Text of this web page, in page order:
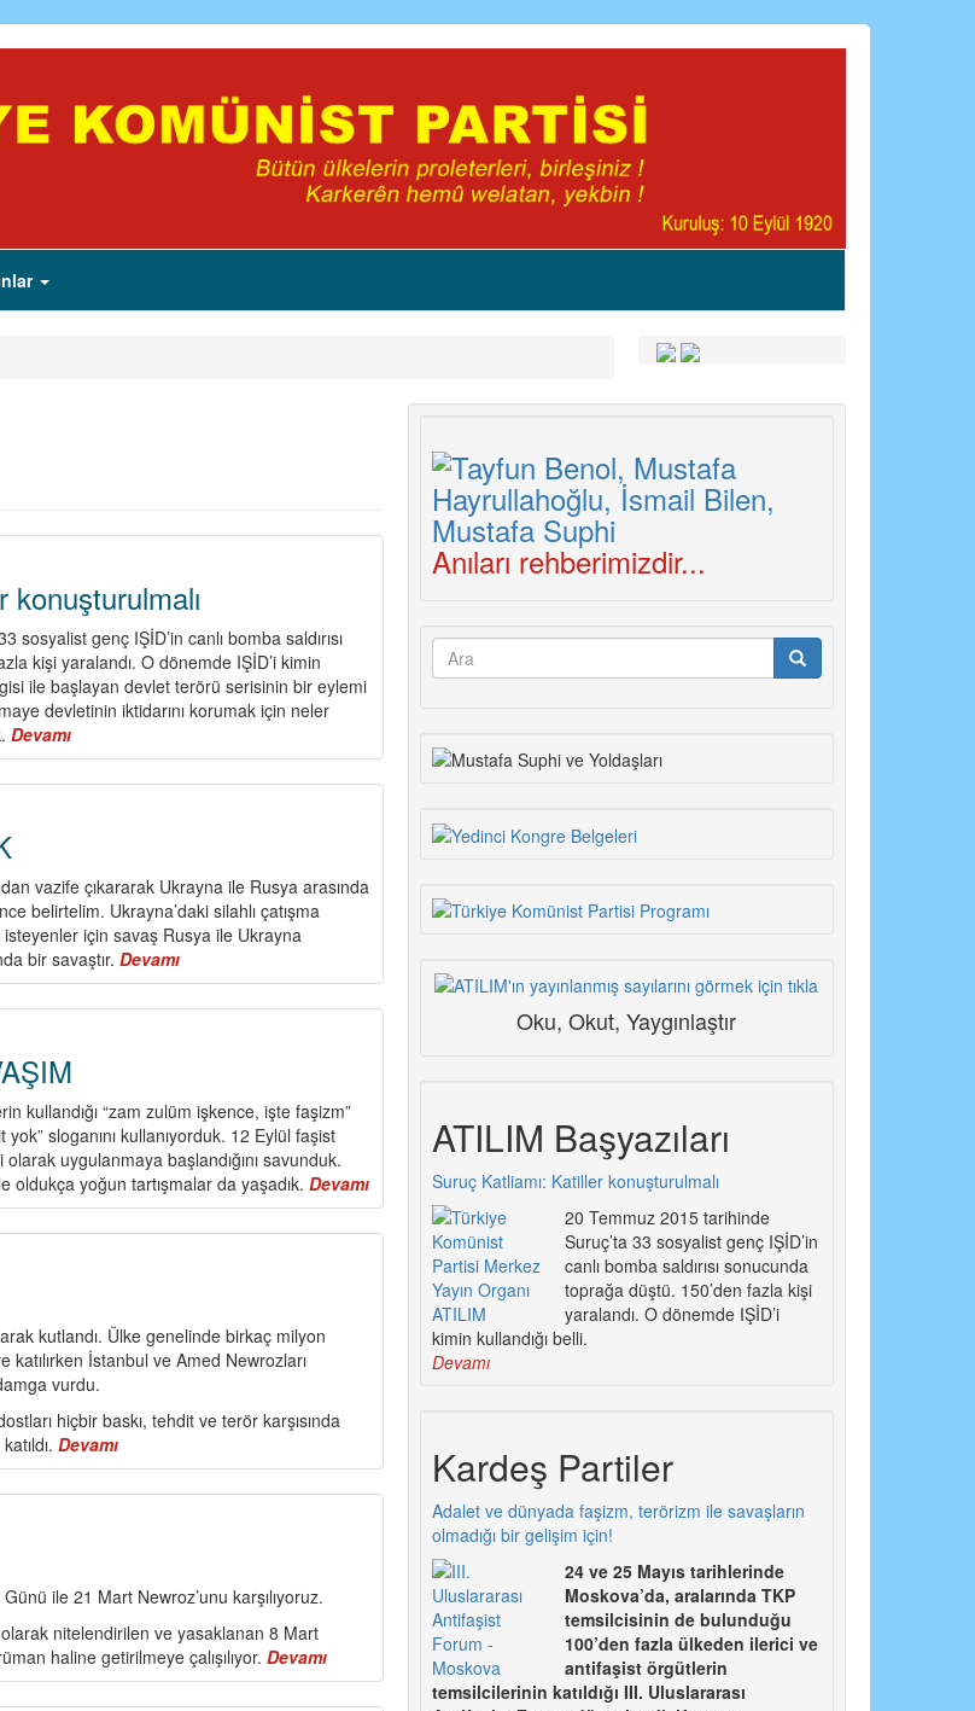
konuşturulmalı
genç IŞİD’in canlı bomba saldırısı
kişi yaralandı. O dönemde IŞİD’i kimin
ile başlayan devlet terörü serisinin bir eylemi
devletinin iktidarını korumak için neler
Devamı
Suruç
Katliamı:
vazife çıkararak Ukrayna ile Rusya arasında
belirtelim. Ukrayna’daki silahlı çatışma
için savaş Rusya ile Ukrayna
bir savaştır.Devamı
SAVAŞA
DUR
kullandığı “zam zulüm işkence, işte faşizm”
sloganını kullanıyorduk. 12 Eylül faşist
uygulanmaya başlandığını savunduk.
oldukça yoğun tartışmalar da yaşadık.Devamı
FAŞİZME
KARŞI
SAVAŞIM
kutlandı. Ülke genelinde birkaç milyon
İstanbul ve Amed Newrozları
vurdu.
hiçbir baskı, tehdit ve terör karşısında
Devamı
Newroz’un
mesajı
ile 21 Mart Newroz’unu karşılıyoruz.
nitelendirilen ve yasaklanan 8 Mart
haline getirilmeye çalışılıyor.Devamı
8
Mart
Anıları rehberimizdir...
Arama
Oku, Okut, Yaygınlaştır
ATILIM Başyazıları
Suruç Katliamı: Katiller konuşturulmalı
20 Temmuz 2015 tarihinde
Suruç’ta 33 sosyalist genç IŞİD’in
canlı bomba saldırısı sonucunda
toprağa düştü. 150’den fazla kişi
yaralandı. O dönemde IŞİD’i
kimin kullandığı belli.
Devamı
Kardeş Partiler
Adalet ve dünyada faşizm, terörizm ile savaşların
olmadığı bir gelişim için!
24 ve 25 Mayıs tarihlerinde
Moskova’da, aralarında TKP
temsilcisinin de bulunduğu
100’den fazla ülkeden ilerici ve
antifaşist örgütlerin
temsilcilerinin katıldığı III. Uluslararası